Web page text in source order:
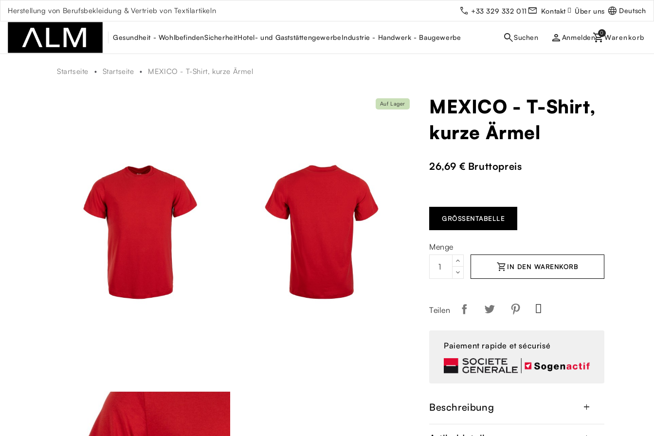
Herstellung von Berufsbekleidung & Vertrieb von Textilartikeln +33 329 332 011 Kontakt Über uns Deutsch
Gesundheit - WohlbefindenSicherheitHotel- und GaststättengewerbeIndustrie - Handwerk - Baugewerbe person Anmelden
Startseite Startseite MEXICO - T-Shirt, kurze Ärmel
Auf Lager
MEXICO - T-Shirt,
kurze Ärmel
26,69 € Bruttopreis
GRÖSSENTABELLE
Menge
shopping_cart IN DEN WARENKORB
Teilen
Paiement rapide et sécurisé
Beschreibung add